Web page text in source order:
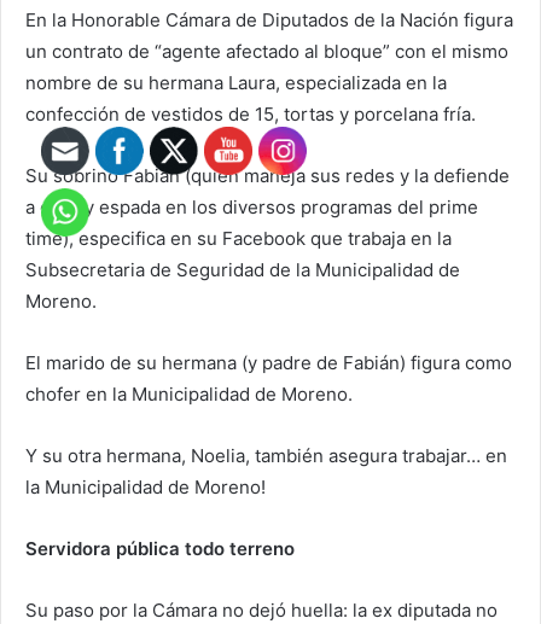
En la Honorable Cámara de Diputados de la Nación figura
un contrato de “agente afectado al bloque” con el mismo
nombre de su hermana Laura, especializada en la
confección de vestidos de 15, tortas y porcelana fría.
Su sobrino Fabián (quien maneja sus redes y la defiende
a capa y espada en los diversos programas del prime
time), especifica en su Facebook que trabaja en la
Subsecretaria de Seguridad de la Municipalidad de
Moreno.
El marido de su hermana (y padre de Fabián) figura como
chofer en la Municipalidad de Moreno.
Y su otra hermana, Noelia, también asegura trabajar… en
la Municipalidad de Moreno!
Servidora pública todo terreno
Su paso por la Cámara no dejó huella: la ex diputada no